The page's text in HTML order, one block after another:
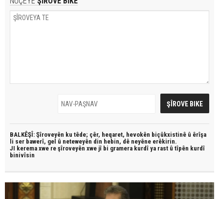
BALKÊŞÎ: Şîroveyên ku têde; çêr, heqaret, hevokên biçûkxistinê û êrîşa
li ser bawerî, gel û neteweyên din hebin, dê neyêne erêkirin.
JI kerema xwe re şîroveyên xwe jî bi gramera kurdî ya rast û tîpên kurdî
binivîsin